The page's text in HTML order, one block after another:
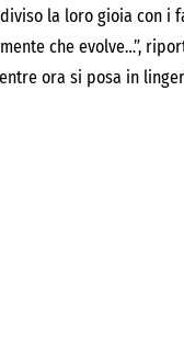
la loro gioia con i
che evolve…”,
ora si posa in